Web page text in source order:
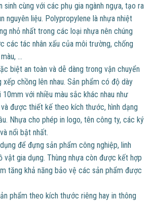
sinh cùng với các phụ gia ngành ngựa, tạo ra
nguyên liệu. Polypropylene là nhựa nhiệt
nhỏ nhất trong các loại nhựa nên chúng
các tác nhân xấu của môi trường, chống
…
biệt an toàn và dễ dàng trong vận chuyển
xếp chồng lên nhau. Sản phẩm có độ dày
với nhiều màu sắc khác nhau như
và được thiết kế theo kích thước, hình dạng
Nhựa cho phép in logo, tên công ty, các ký
nổi bật nhất.
để đựng sản phẩm công nghiệp, linh
vật gia dụng. Thùng nhựa còn được kết hợp
tăng khả năng bảo vệ các sản phẩm được
phẩm theo kích thước riêng hay in thông